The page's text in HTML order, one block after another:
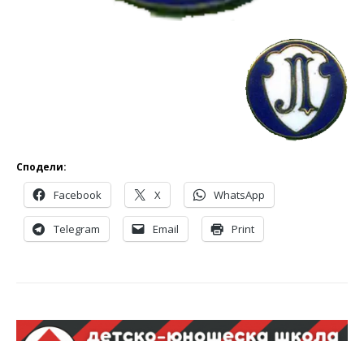
Сподели:
Facebook X WhatsApp
Telegram Email Print